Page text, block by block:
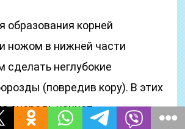
образования корней
ножом в нижней части
сделать неглубокие
(повредив кору). В этих
очередь начнет